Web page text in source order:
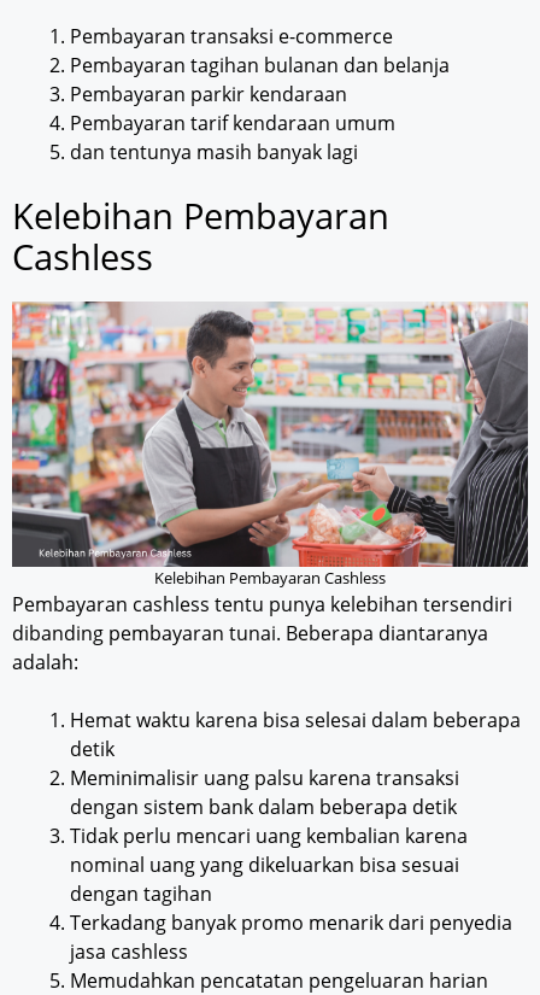
Pembayaran transaksi e-commerce
Pembayaran tagihan bulanan dan belanja
Pembayaran parkir kendaraan
Pembayaran tarif kendaraan umum
dan tentunya masih banyak lagi
Kelebihan Pembayaran
Cashless
Kelebihan Pembayaran Cashless
Pembayaran cashless tentu punya kelebihan tersendiri
dibanding pembayaran tunai. Beberapa diantaranya
adalah:
Hemat waktu karena bisa selesai dalam beberapa
detik
Meminimalisir uang palsu karena transaksi
dengan sistem bank dalam beberapa detik
Tidak perlu mencari uang kembalian karena
nominal uang yang dikeluarkan bisa sesuai
dengan tagihan
Terkadang banyak promo menarik dari penyedia
jasa cashless
Memudahkan pencatatan pengeluaran harian